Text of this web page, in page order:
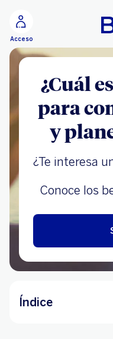
Acceso
¿Cuál
para
y
¿Te interesa
Conoce los
Índice